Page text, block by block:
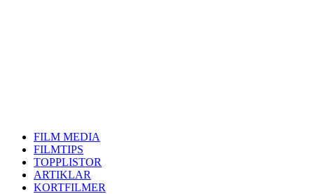
FILM MEDIA
FILMTIPS
TOPPLISTOR
ARTIKLAR
KORTFILMER